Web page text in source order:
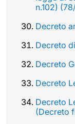
n.102)
Decreto
Decreto
Decreto
Decreto
Decreto
(Decreto